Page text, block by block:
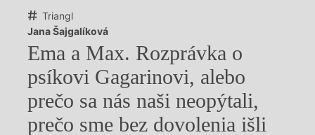
Rozhovory
Dokument
Výroční ceny
Triangl
Jana Šajgalíková
Ema a Max. Rozprávka o
psíkovi Gagarinovi, alebo
prečo sa nás naši neopýtali,
prečo sme bez dovolenia išli